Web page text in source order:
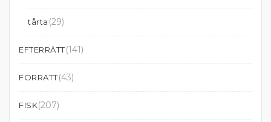
tårta (29)
EFTERRÄTT(141)
FÖRRÄTT(43)
FISK(207)